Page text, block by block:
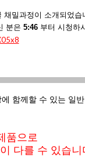
채밀과정이 소개되었습
분은 5:46부터 시청하
함께할 수 있는 일
품으로
다를 수 있습니